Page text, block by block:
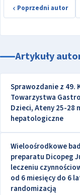
Poprzedni autor
Artykuły
Sprawozdanie z 49.
Towarzystwa
Dzieci, Ateny 25-28
hepatologiczne
Wieloośrodkowe
preparatu Dicopeg
leczeniu
od 6 miesięcy do 6
randomizacją